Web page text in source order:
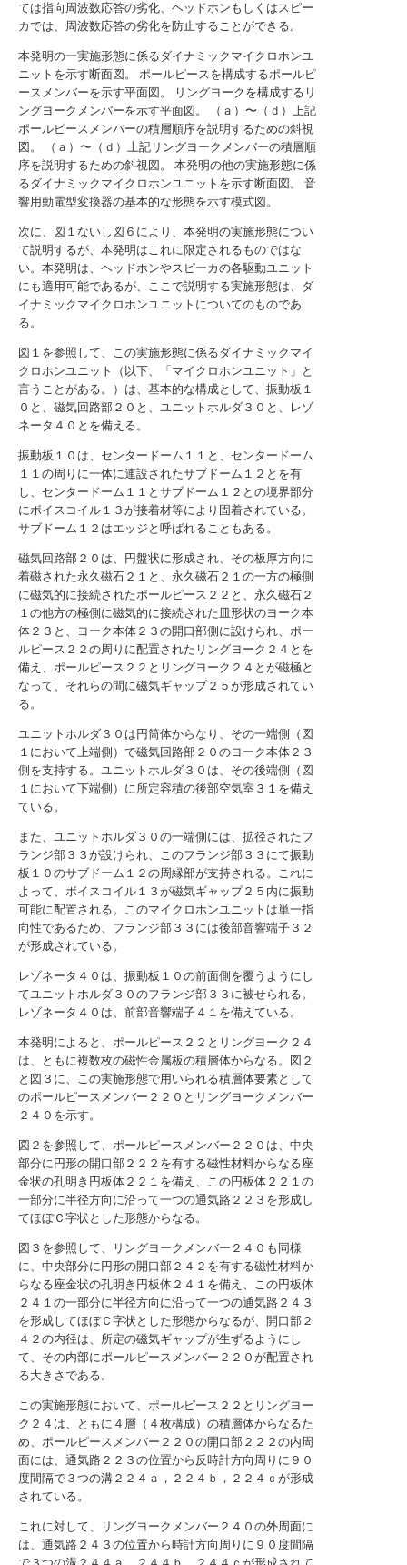
ては指向周波数応答の劣化、ヘッドホンもしくはスピー
カでは、周波数応答の劣化を防止することができる。
本発明の一実施形態に係るダイナミックマイクロホンユ
ニットを示す断面図。
ポールピースを構成するポールピ
ースメンバーを示す平面図。
リングヨークを構成するリ
ングヨークメンバーを示す平面図。
（ａ）〜（ｄ）上記
ポールピースメンバーの積層順序を説明するための斜視
図。
（ａ）〜（ｄ）上記リングヨークメンバーの積層順
序を説明するための斜視図。
本発明の他の実施形態に係
るダイナミックマイクロホンユニットを示す断面図。
音
響用動電型変換器の基本的な形態を示す模式図。
次に、図１ないし図６により、本発明の実施形態につい
て説明するが、本発明はこれに限定されるものではな
い。本発明は、ヘッドホンやスピーカの各駆動ユニット
にも適用可能であるが、ここで説明する実施形態は、ダ
イナミックマイクロホンユニットについてのものであ
る。
図１を参照して、この実施形態に係るダイナミックマイ
クロホンユニット（以下、「マイクロホンユニット」と
言うことがある。）は、基本的な構成として、振動板１
０と、磁気回路部２０と、ユニットホルダ３０と、レゾ
ネータ４０とを備える。
振動板１０は、センタードーム１１と、センタードーム
１１の周りに一体に連設されたサブドーム１２とを有
し、センタードーム１１とサブドーム１２との境界部分
にボイスコイル１３が接着材等により固着されている。
サブドーム１２はエッジと呼ばれることもある。
磁気回路部２０は、円盤状に形成され、その板厚方向に
着磁された永久磁石２１と、永久磁石２１の一方の極側
に磁気的に接続されたポールピース２２と、永久磁石２
１の他方の極側に磁気的に接続された皿形状のヨーク本
体２３と、ヨーク本体２３の開口部側に設けられ、ポー
ルピース２２の周りに配置されたリングヨーク２４とを
備え、ポールピース２２とリングヨーク２４とが磁極と
なって、それらの間に磁気ギャップ２５が形成されてい
る。
ユニットホルダ３０は円筒体からなり、その一端側（図
１において上端側）で磁気回路部２０のヨーク本体２３
側を支持する。ユニットホルダ３０は、その後端側（図
１において下端側）に所定容積の後部空気室３１を備え
ている。
また、ユニットホルダ３０の一端側には、拡径されたフ
ランジ部３３が設けられ、このフランジ部３３にて振動
板１０のサブドーム１２の周縁部が支持される。これに
よって、ボイスコイル１３が磁気ギャップ２５内に振動
可能に配置される。このマイクロホンユニットは単一指
向性であるため、フランジ部３３には後部音響端子３２
が形成されている。
レゾネータ４０は、振動板１０の前面側を覆うようにし
てユニットホルダ３０のフランジ部３３に被せられる。
レゾネータ４０は、前部音響端子４１を備えている。
本発明によると、ポールピース２２とリングヨーク２４
は、ともに複数枚の磁性金属板の積層体からなる。図２
と図３に、この実施形態で用いられる積層体要素として
のポールピースメンバー２２０とリングヨークメンバー
２４０を示す。
図２を参照して、ポールピースメンバー２２０は、中央
部分に円形の開口部２２２を有する磁性材料からなる座
金状の孔明き円板体２２１を備え、この円板体２２１の
一部分に半径方向に沿って一つの通気路２２３を形成し
てほぼＣ字状とした形態からなる。
図３を参照して、リングヨークメンバー２４０も同様
に、中央部分に円形の開口部２４２を有する磁性材料か
らなる座金状の孔明き円板体２４１を備え、この円板体
２４１の一部分に半径方向に沿って一つの通気路２４３
を形成してほぼＣ字状とした形態からなるが、開口部２
４２の内径は、所定の磁気ギャップが生ずるようにし
て、その内部にポールピースメンバー２２０が配置され
る大きさである。
この実施形態において、ポールピース２２とリングヨー
ク２４は、ともに４層（４枚構成）の積層体からなるた
め、ポールピースメンバー２２０の開口部２２２の内周
面には、通気路２２３の位置から反時計方向周りに９０
度間隔で３つの溝２２４ａ，２２４ｂ，２２４ｃが形成
されている。
これに対して、リングヨークメンバー２４０の外周面に
は、通気路２４３の位置から時計方向周りに９０度間隔